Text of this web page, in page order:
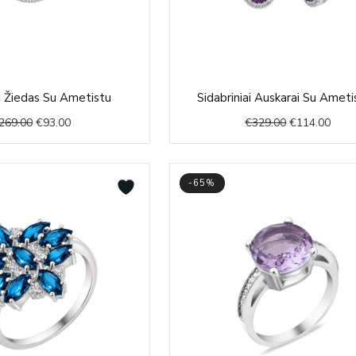
Žiedas Su Ametistu
price
was:
€269.00.
€93.00
price
is:
€93.00.
Sidabriniai Auskarai Su
€329.00
price
was:
€329.00.
€114.00
price
is:
-65%